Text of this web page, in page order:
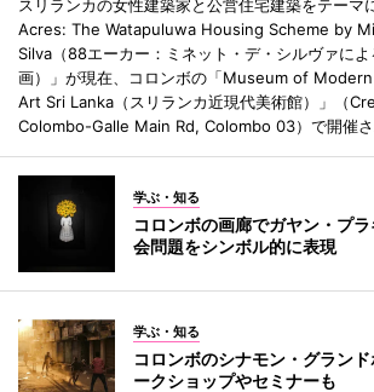
スリランカの女性建築家と公営住宅建築をテーマ
Acres: The Watapuluwa Housing Scheme by
Silva（88エーカー：ミネット・デ・シルヴァに
画）」が現在、コロンボの「Museum of
Art Sri Lanka（スリランカ近現代美術館）」（
Colombo-Galle Main Rd, Colombo 03）で開催さ
学ぶ・知る
コロンボの画廊でガヤン・プ
会問題をシンボル的に表現
学ぶ・知る
コロンボのシナモン・グラン
ークショップやセミナーも